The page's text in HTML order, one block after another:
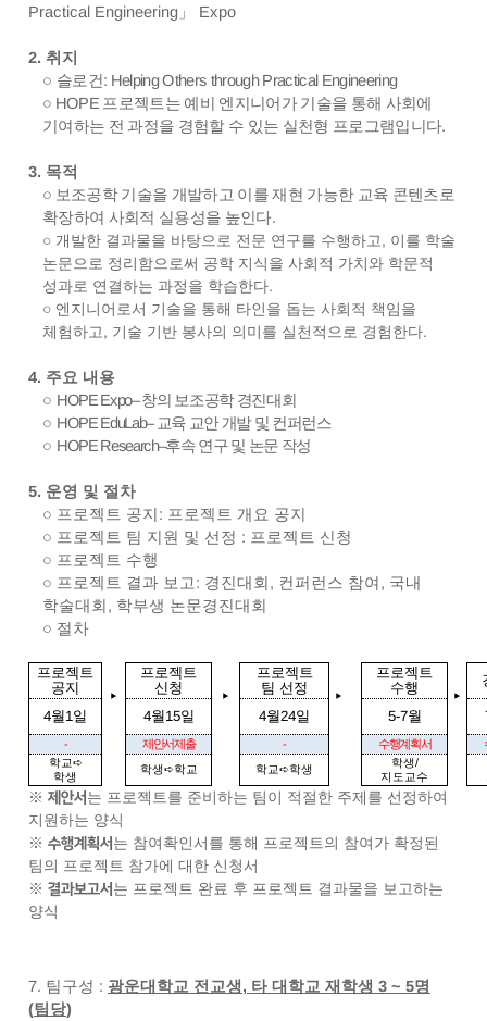
Practical Engineering」 Expo
2. 취지
○ 슬로건: Helping Others through Practical Engineering
○ HOPE 프로젝트는 예비 엔지니어가 기술을 통해 사회에
기여하는 전 과정을 경험할 수 있는 실천형 프로그램입니다.
3. 목적
○ 보조공학 기술을 개발하고 이를 재현 가능한 교육 콘텐츠로
확장하여 사회적 실용성을 높인다.
○ ​ 개발한 결과물을 바탕으로 전문 연구를 수행하고, 이를 학술
논문으로 정리함으로써 공학 지식을 사회적 가치와 학문적
성과로 연결하는 과정을 학습한다.
○ ​ 엔지니어로서 기술을 통해 타인을 돕는 사회적 책임을
체험하고, 기술 기반 봉사의 의미를 실천적으로 경험한다.
4. 주요 내용
○ HOPE Expo–창의 보조공학 경진대회
○ HOPE EduLab– 교육 교안 개발 및 컨퍼런스
○ HOPE Research–후속 연구 및 논문 작성
5. 운영 및 절차
○ 프로젝트 공지 : 프로젝트 개요 공지
○ 프로젝트 팀 지원 및 선정 : 프로젝트 신청
○ 프로젝트 수행
○ 프로젝트 결과 보고: 경진대회 , 컨퍼런스 참여 , 국내
학술대회 , 학부생 논문경진대회
○ 절차
프로젝트
공지
‣
프로젝트
신청
‣
프로젝트
팀 선정
‣
프로젝트
수행
‣
4월1 일 4월15일 4월24일 5-7월
- 제안서제출 - 수행계획서
학교➪
학생
학생➪학교 학교➪학생 학생/
지도교수
※제안서는 프로젝트를 준비하는 팀이 적절한 주제를 선정하여
지원하는 양식
※수행계획서는 참여확인서를 통해 프로젝트의 참여가 확정된
팀의 프로젝트 참가에 대한 신청서
※ 결과보고서는 프로젝트 완료 후 프로젝트 결과물을 보고하는
양식
7. 팀구성 : 광운대학교 전교생, 타 대학교 재학생3 ~ 5명
(팀당)